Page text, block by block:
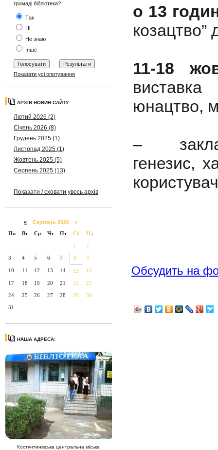
громаді бібліотека?
Так
Ні
Не знаю
Інше
Показати усі опитування
АРХІВ НОВИН САЙТУ
Лютий 2026 (2)
Січень 2026 (8)
Грудень 2025 (1)
Листопад 2025 (1)
Жовтень 2025 (5)
Серпень 2025 (13)
Показати / сховати увесь архів
« Серпень 2026 »
Пн
Вт Ср Чт Пт Сб Нд
1 2
3 4 5 6 7 8 9
10 11 12 13 14 15 16
17 18 19 20 21 22 23
24 25 26 27 28 29 30
31
НАША АДРЕСА:
Костянтинівська центральна міська
о 13
козацтво”
11-18
виставка
юнацтво,
–
генезис,
Обсудить на